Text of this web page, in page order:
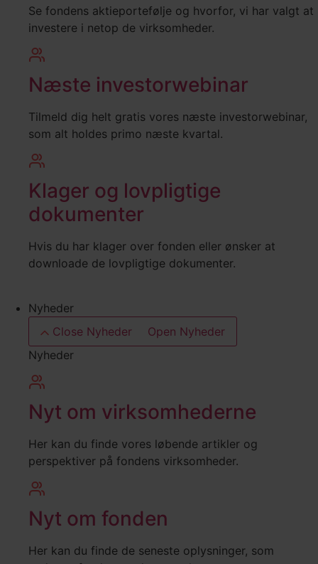
Se fondens aktieportefølje og hvorfor, vi har valgt at
investere i netop de virksomheder.
Næste investorwebinar
Tilmeld dig helt gratis vores næste investorwebinar,
som alt holdes primo næste kvartal.
Klager og lovpligtige
dokumenter
Hvis du har klager over fonden eller ønsker at
downloade de lovpligtige dokumenter.
Nyheder
Close Nyheder
Open Nyheder
Nyheder
Nyt om virksomhederne
Her kan du finde vores løbende artikler og
perspektiver på fondens virksomheder.
Nyt om fonden
Her kan du finde de seneste oplysninger, som